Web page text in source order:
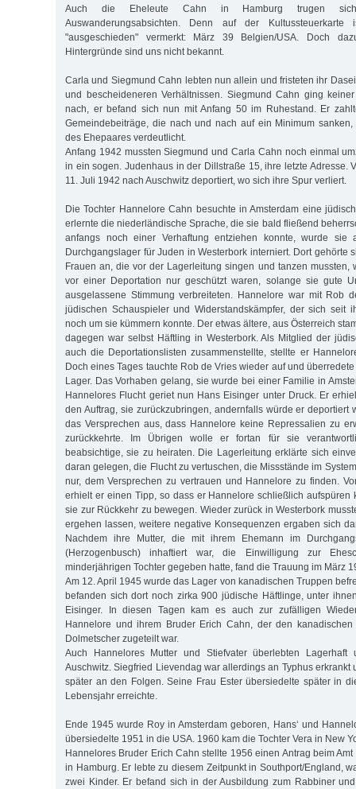
Auch die Eheleute Cahn in Hamburg trugen
Auswanderungsabsichten. Denn auf der
"ausgeschieden" vermerkt: März 39 Belgien/USA. Doch
Hintergründe sind uns nicht bekannt.
Carla und Siegmund Cahn lebten nun allein und fristeten ihr
und bescheideneren Verhältnissen. Siegmund Cahn ging
nach, er befand sich nun mit Anfang 50 im Ruhestand. Er
Gemeindebeiträge, die nach und nach auf ein Minimum
des Ehepaares verdeutlicht.
Anfang 1942 mussten Siegmund und Carla Cahn noch einmal
in ein sogen. Judenhaus in der Dillstraße 15, ihre letzte Adresse.
11. Juli 1942 nach Auschwitz deportiert, wo sich ihre Spur verliert.
Die Tochter Hannelore Cahn besuchte in Amsterdam eine
erlernte die niederländische Sprache, die sie bald fließend
anfangs noch einer Verhaftung entziehen konnte, wurde
Durchgangslager für Juden in Westerbork interniert. Dort gehörte
Frauen an, die vor der Lagerleitung singen und tanzen mussten,
vor einer Deportation nur geschützt waren, solange sie gute
ausgelassene Stimmung verbreiteten. Hannelore war mit Rob
jüdischen Schauspieler und Widerstandskämpfer, der sich seit
noch um sie kümmern konnte. Der etwas ältere, aus Österreich
dagegen war selbst Häftling in Westerbork. Als Mitglied der
auch die Deportationslisten zusammenstellte, stellte er
Doch eines Tages tauchte Rob de Vries wieder auf und
Lager. Das Vorhaben gelang, sie wurde bei einer Familie in
Hannelores Flucht geriet nun Hans Eisinger unter Druck. Er
den Auftrag, sie zurückzubringen, andernfalls würde er deportiert
das Versprechen aus, dass Hannelore keine Repressalien zu
zurückkehrte. Im Übrigen wolle er fortan für sie
beabsichtige, sie zu heiraten. Die Lagerleitung erklärte sich
daran gelegen, die Flucht zu vertuschen, die Missstände im
nur, dem Versprechen zu vertrauen und Hannelore zu finden.
erhielt er einen Tipp, so dass er Hannelore schließlich aufspüren
sie zur Rückkehr zu bewegen. Wieder zurück in Westerbork
ergehen lassen, weitere negative Konsequenzen ergaben sich
Nachdem ihre Mutter, die mit ihrem Ehemann im
(Herzogenbusch) inhaftiert war, die Einwilligung zur
minderjährigen Tochter gegeben hatte, fand die Trauung im März
Am 12. April 1945 wurde das Lager von kanadischen Truppen
befanden sich dort noch zirka 900 jüdische Häftlinge, unter
Eisinger. In diesen Tagen kam es auch zur zufälligen
Hannelore und ihrem Bruder Erich Cahn, der den kanadischen
Dolmetscher zugeteilt war.
Auch Hannelores Mutter und Stiefvater überlebten Lagerhaft
Auschwitz. Siegfried Lievendag war allerdings an Typhus erkrankt
später an den Folgen. Seine Frau Ester übersiedelte später in
Lebensjahr erreichte.
Ende 1945 wurde Roy in Amsterdam geboren, Hans‘ und
übersiedelte 1951 in die USA. 1960 kam die Tochter Vera in New
Hannelores Bruder Erich Cahn stellte 1956 einen Antrag beim
in Hamburg. Er lebte zu diesem Zeitpunkt in Southport/England,
zwei Kinder. Er befand sich in der Ausbildung zum Rabbiner